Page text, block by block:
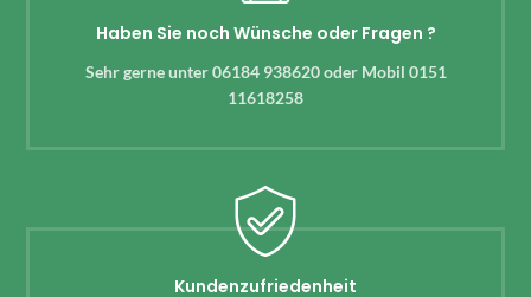
Haben Sie noch Wünsche oder Fragen ?
Sehr gerne unter 06184 938620 oder Mobil 0151
11618258
Kundenzufriedenheit